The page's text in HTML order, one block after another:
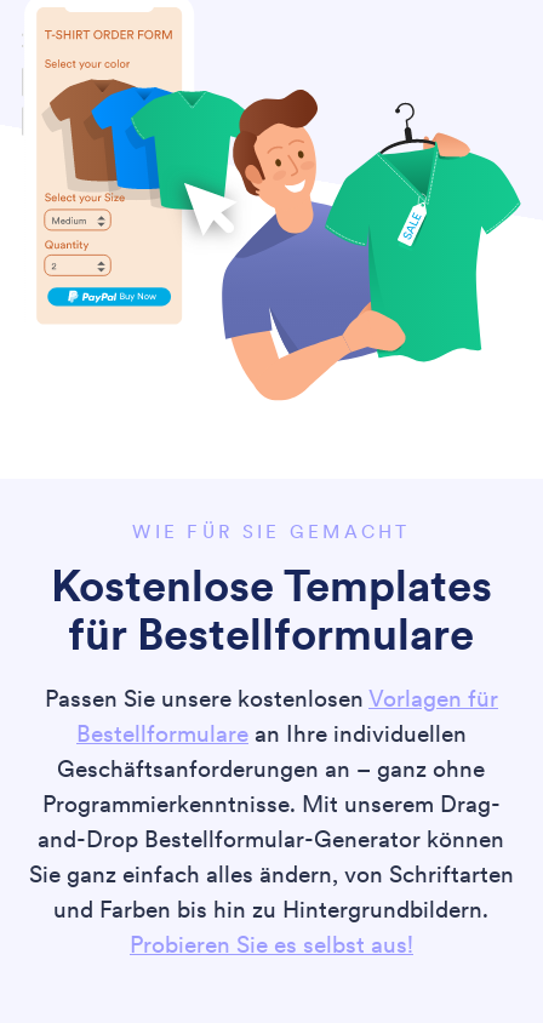
WIE FÜR SIE GEMACHT
Kostenlose Templates
für Bestellformulare
Passen Sie unsere kostenlosen Vorlagen für
Bestellformularean Ihre individuellen
Geschäftsanforderungen an – ganz ohne
Programmierkenntnisse. Mit unserem Drag-
and-Drop Bestellformular-Generator können
Sie ganz einfach alles ändern, von Schriftarten
und Farben bis hin zu Hintergrundbildern.
Probieren Sie es selbst aus!